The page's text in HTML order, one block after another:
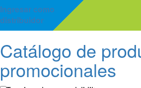
Ingresar como
distribuidor
Catálogo de
promocionales